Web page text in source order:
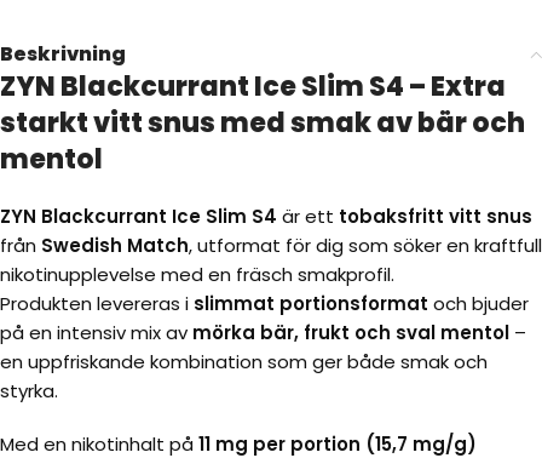
Beskrivning
ZYN Blackcurrant Ice Slim S4 – Extra
starkt vitt snus med smak av bär och
mentol
ZYN Blackcurrant Ice Slim S4 är ett tobaksfritt vitt snus
från Swedish Match, utformat för dig som söker en kraftfull
nikotinupplevelse med en fräsch smakprofil.
Produkten levereras i slimmat portionsformat och bjuder
på en intensiv mix av mörka bär, frukt och sval mentol –
en uppfriskande kombination som ger både smak och
styrka.
Med en nikotinhalt på 11 mg per portion (15,7 mg/g)